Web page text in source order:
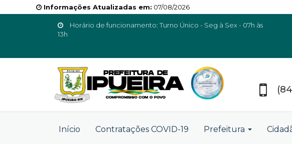
Informações Atualizadas em: 07/08/2026
Horário de funcionamento: Turno Único - Seg à Sex - 07h às
13h
Início Contratações COVID-19 Prefeitura